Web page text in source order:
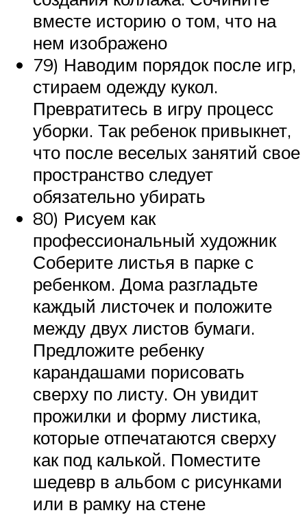
вместе историю о том, что на
нем изображено
79) Наводим порядок после игр,
стираем одежду кукол.
Превратитесь в игру процесс
уборки. Так ребенок привыкнет,
что после веселых занятий свое
пространство следует
обязательно убирать
80) Рисуем как
профессиональный художник
Соберите листья в парке с
ребенком. Дома разгладьте
каждый листочек и положите
между двух листов бумаги.
Предложите ребенку
карандашами порисовать
сверху по листу. Он увидит
прожилки и форму листика,
которые отпечатаются сверху
как под калькой. Поместите
шедевр в альбом с рисунками
или в рамку на стене